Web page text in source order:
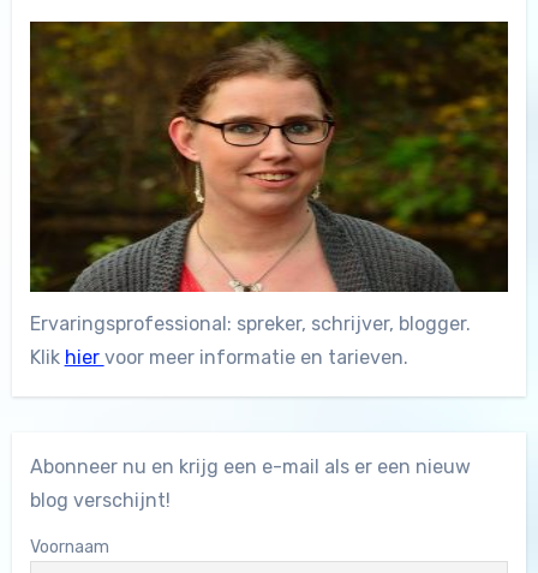
Ervaringsprofessional: spreker, schrijver, blogger.
Klik hier voor meer informatie en tarieven.
Abonneer nu en krijg een e-mail als er een nieuw
blog verschijnt!
Voornaam